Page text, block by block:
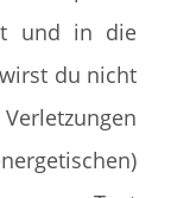
und in die
du nicht